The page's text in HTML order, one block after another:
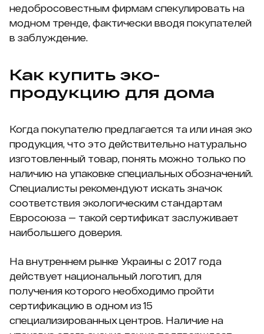
недобросовестным фирмам спекулировать на
модном тренде, фактически вводя покупателей
в заблуждение.
Как купить эко-
продукцию для дома
Когда покупателю предлагается та или иная эко
продукция, что это действительно натурально
изготовленный товар, понять можно только по
наличию на упаковке специальных обозначений.
Специалисты рекомендуют искать значок
соответствия экологическим стандартам
Евросоюза — такой сертификат заслуживает
наибольшего доверия.
На внутреннем рынке Украины с 2017 года
действует национальный логотип, для
получения которого необходимо пройти
сертификацию в одном из 15
специализированных центров. Наличие на